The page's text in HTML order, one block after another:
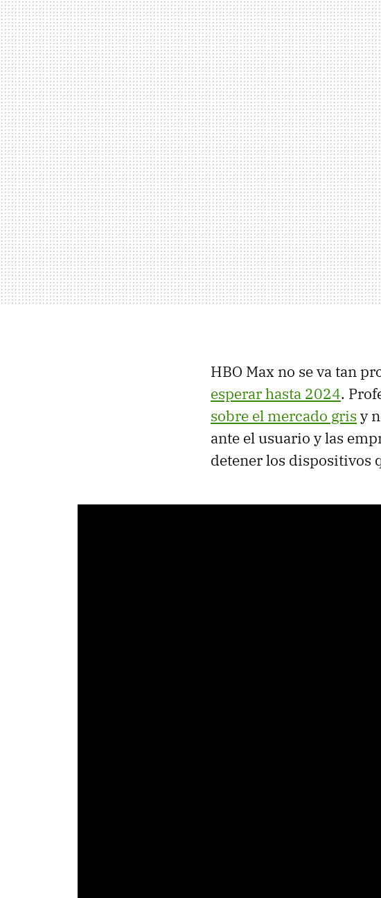
HBO Max no se va tan
esperar hasta 2024.
sobre el mercado gris y
ante el usuario y las
detener los dispositivos